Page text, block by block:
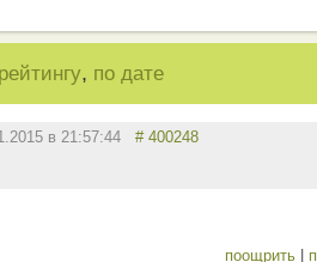
, по дате
в 21:57:44 # 400248
поощрить |